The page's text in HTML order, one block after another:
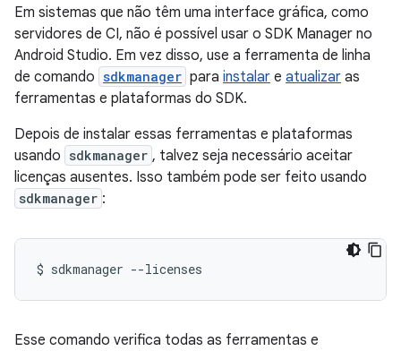
Em sistemas que não têm uma interface gráfica, como
servidores de CI, não é possível usar o SDK Manager no
Android Studio. Em vez disso, use a ferramenta de linha
de comando sdkmanager para instalar e atualizar as
ferramentas e plataformas do SDK.
Depois de instalar essas ferramentas e plataformas
usando sdkmanager , talvez seja necessário aceitar
licenças ausentes. Isso também pode ser feito usando
sdkmanager :
$ sdkmanager --licenses
Esse comando verifica todas as ferramentas e